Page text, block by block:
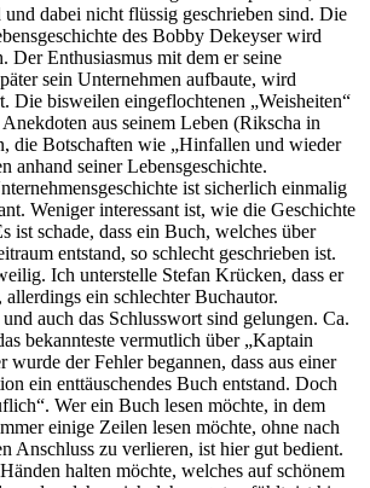
dabei nicht flüssig geschrieben sind. Die
des Bobby Dekeyser wird
Der Enthusiasmus mit dem er seine
sein Unternehmen aufbaute, wird
Die bisweilen eingeflochtenen „Weisheiten“
aus seinem Leben (Rikscha in
die Botschaften wie „Hinfallen und wieder
anhand seiner Lebensgeschichte.
ist sicherlich einmalig
Weniger interessant ist, wie die Geschichte
ist schade, dass ein Buch, welches über
entstand, so schlecht geschrieben ist.
Ich unterstelle Stefan Krücken, dass er
ein schlechter Buchautor.
auch das Schlusswort sind gelungen. Ca.
bekannteste vermutlich über „Kaptain
wurde der Fehler begannen, dass aus einer
ein enttäuschendes Buch entstand. Doch
Wer ein Buch lesen möchte, in dem
einige Zeilen lesen möchte, ohne nach
Anschluss zu verlieren, ist hier gut bedient.
halten möchte, welches auf schönem